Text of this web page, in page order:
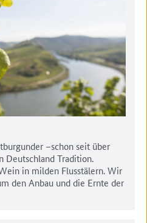
–schon seit über
Deutschland Tradition.
in milden Flusstälern. Wir
den Anbau und die Ernte der